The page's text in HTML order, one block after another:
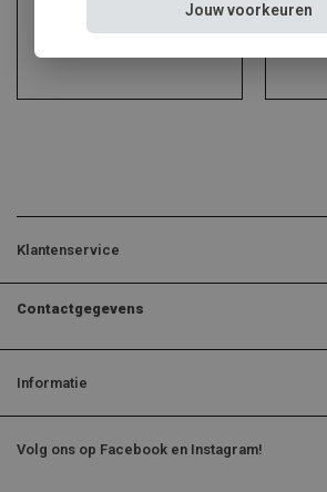
Klantenservice
Contactgegevens
Informatie
Volg ons op Facebook en Instagram!
Jouw voorkeuren